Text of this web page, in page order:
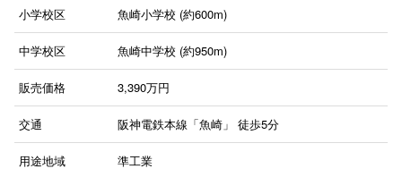
小学校区 魚崎小学校 (約600m)
中学校区 魚崎中学校 (約950m)
販売価格 3,390万円
交通 阪神電鉄本線「魚崎」 徒歩5分
用途地域 準工業